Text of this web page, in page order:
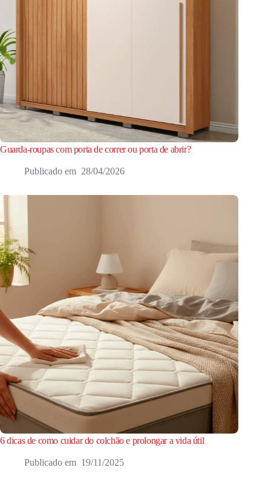
Guarda-roupas com porta de correr ou porta de abrir?
28/04/2026
6 dicas de como cuidar do colchão e prolongar a vida útil
19/11/2025